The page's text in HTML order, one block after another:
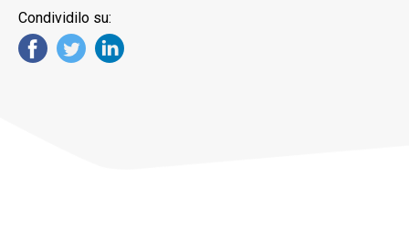
Condividilo su: